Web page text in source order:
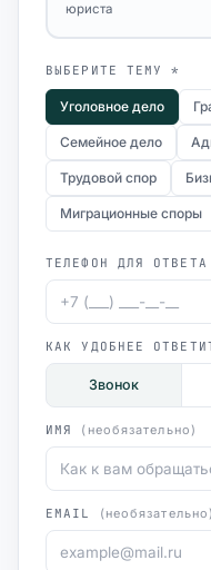
юриста
ВЫБЕРИТЕ ТЕМУ *
Уголовное дело
Семейное дело
Трудовой спор
Миграционные споры
ТЕЛЕФОН ДЛЯ
КАК УДОБНЕЕ
Звонок
ИМЯ (необязательно)
EMAIL (необязательно)